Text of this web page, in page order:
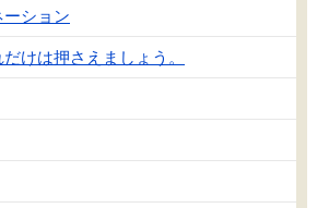
ション
けは押さえましょう。